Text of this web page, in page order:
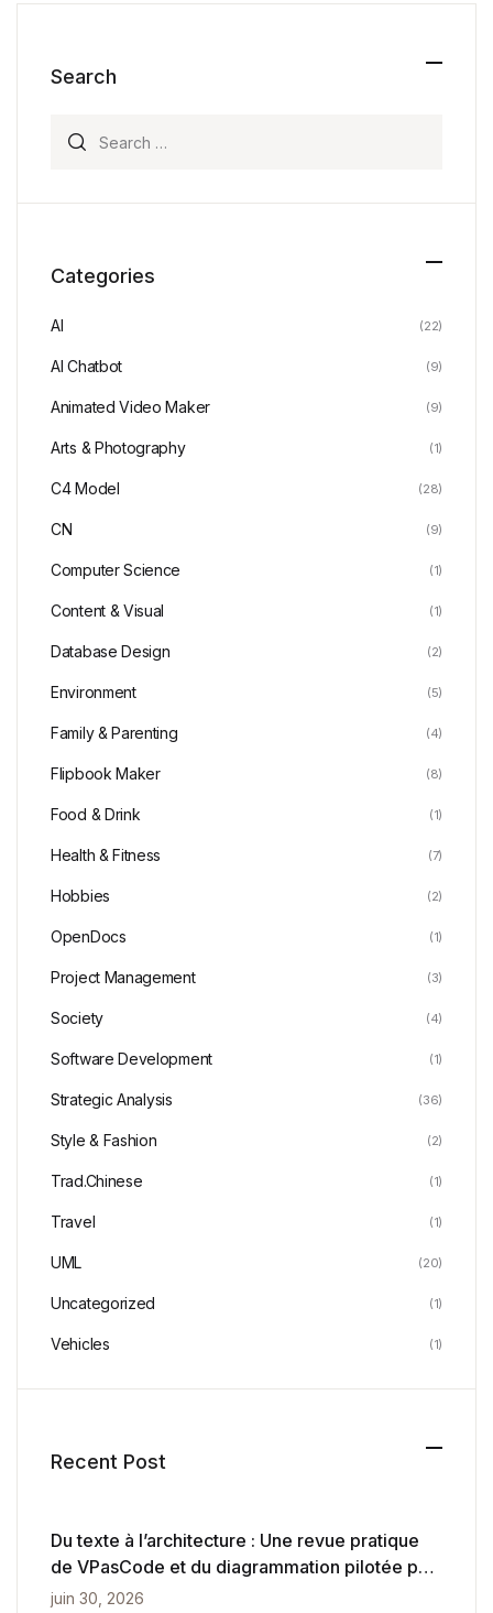
Search
Categories
AI (22)
AI Chatbot (9)
Animated Video Maker (9)
Arts & Photography (1)
C4 Model (28)
CN (9)
Computer Science (1)
Content & Visual (1)
Database Design (2)
Environment (5)
Family & Parenting (4)
Flipbook Maker (8)
Food & Drink (1)
Health & Fitness (7)
Hobbies (2)
OpenDocs (1)
Project Management (3)
Society (4)
Software Development (1)
Strategic Analysis (36)
Style & Fashion (2)
Trad.Chinese (1)
Travel (1)
UML (20)
Uncategorized (1)
Vehicles (1)
Recent Post
Du texte à l’architecture : Une revue pratique
de VPasCode et du diagrammation pilotée par
l’IA
juin 30, 2026